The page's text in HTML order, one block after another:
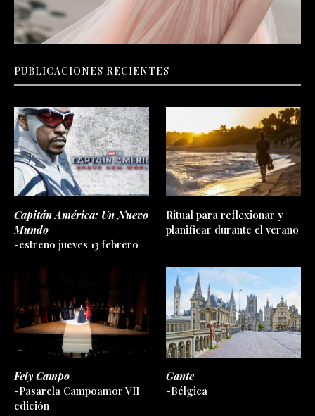
PUBLICACIONES RECIENTES
Capitán América: Un Nuevo
Mundo
-estreno jueves 13 febrero
Ritual para reflexionar y
planificar durante el verano
Fely Campo
-Pasarela Campoamor VII
edición
Gante
-Bélgica